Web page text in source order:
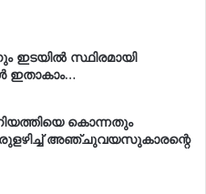
ഇടയിൽ സ്ഥിരമായി
ഇതാകാം…
കൊന്നതും
അഞ്ചുവയസുകാരന്റെ